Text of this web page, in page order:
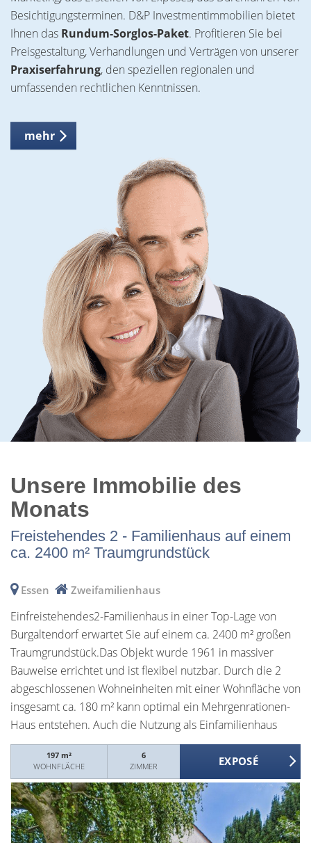
Besichtigungsterminen. D&P Investmentimmobilien bietet
Ihnen das Rundum-Sorglos-Paket. Profitieren Sie bei
Preisgestaltung, Verhandlungen und Verträgen von unserer
Praxiserfahrung, den speziellen regionalen und
umfassenden rechtlichen Kenntnissen.
mehr
Unsere Immobilie des
Monats
Freistehendes 2 - Familienhaus auf einem
ca. 2400 m² Traumgrundstück
Essen Zweifamilienhaus
Einfreistehendes2-Familienhaus in einer Top-Lage von
Burgaltendorf erwartet Sie auf einem ca. 2400 m² großen
Traumgrundstück.Das Objekt wurde 1961 in massiver
Bauweise errichtet und ist flexibel nutzbar. Durch die 2
abgeschlossenen Wohneinheiten mit einer Wohnfläche von
insgesamt ca. 180 m² kann optimal ein Mehrgenrationen-
Haus entstehen. Auch die Nutzung als Einfamilienhaus
oder Wohnen und Arbeiten unter einem Dach sind hier
problemlos möglich.Der bisher nicht genutzt
Trockenboden bietet mit einer potenziellen Wohnfläche
von ca. 30 m² weitere Ausbaureserven.Im Erdgeschoss
befindet sich zurzeit eine 2-Zimmer-Wohnung, welche
auch durch kleinere Umbaumaßnahmen als 3-Zimmer-
197 m²
WOHNFLÄCHE
6
ZIMMER